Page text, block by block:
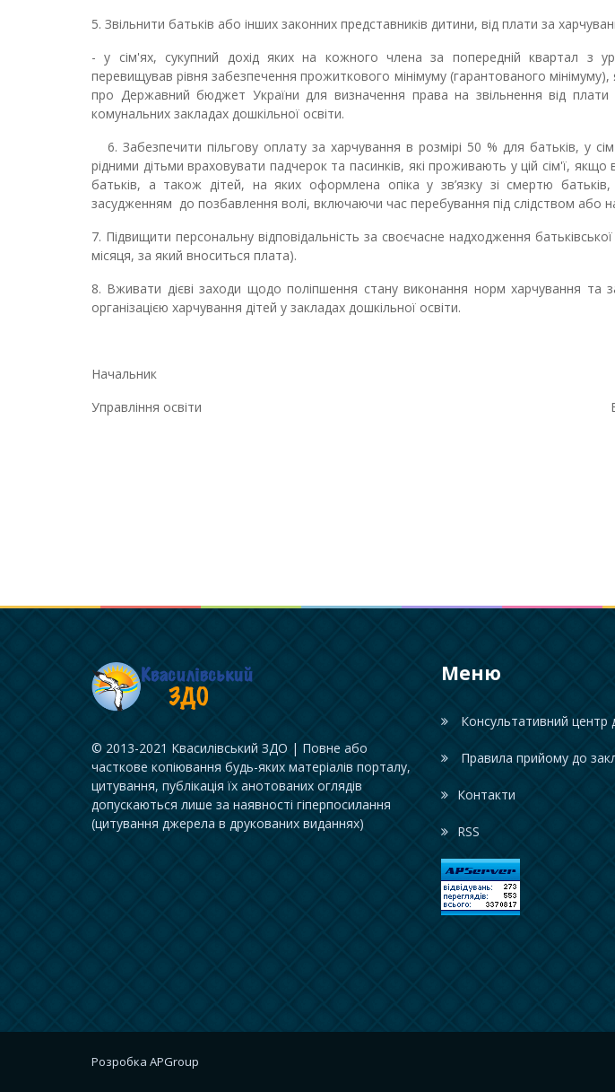
5. Звільнити батьків або інших законних представників дитини, від плати за
- у сім'ях, сукупний дохід яких на кожного члена за попередній квартал з
перевищував рівня забезпечення прожиткового мінімуму (гарантованого
про Державний бюджет України для визначення права на звільнення від
комунальних закладах дошкільної освіти.
6. Забезпечити пільгову оплату за харчування в розмірі 50 % для батьків, у
рідними дітьми враховувати падчерок та пасинків, які проживають у цій сім'ї, якщо
батьків, а також дітей, на яких оформлена опіка у зв’язку зі смертю
засудженням до позбавлення волі, включаючи час перебування під слідством або
7. Підвищити персональну відповідальність за своєчасне надходження
місяця, за який вноситься плата).
8. Вживати дієві заходи щодо поліпшення стану виконання норм харчування та
організацією харчування дітей у закладах дошкільної освіти.
Начальник
Управління освіти Богдан
© 2013-2021 Квасилівський ЗДО | Повне або
часткове копіювання будь-яких матеріалів порталу,
цитування, публікація їх анотованих оглядів
допускаються лише за наявності гіперпосилання
(цитування джерела в друкованих виданнях)
Меню
Консультативний центр
Правила прийому до
Контакти
RSS
Розробка APGroup